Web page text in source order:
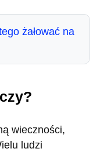
żałować na
wieczności,
ludzi